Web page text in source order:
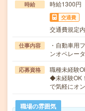
時給 時給1300円
交通費
交通費規定
仕事内容
・自動車用
ンオペレー
応募資格
職種未経験
◆未経験OK
で気軽にオ
職場の雰囲気